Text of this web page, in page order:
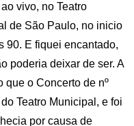
vivo, no Teatro
de São Paulo, no inicio
90. E fiquei encantado,
poderia deixar de ser. A
que o Concerto de nº
Teatro Municipal, e foi
por causa de